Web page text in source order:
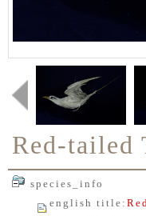
Red-tailed
species_info
english title :